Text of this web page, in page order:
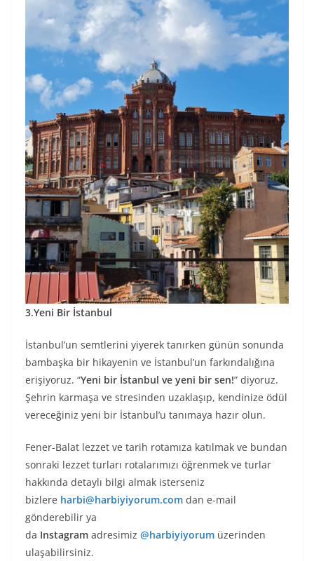
3.Yeni Bir İstanbul
İstanbul’un semtlerini yiyerek tanırken günün sonunda
bambaşka bir hikayenin ve İstanbul’un farkındalığına
erişiyoruz. “Yeni bir İstanbul ve yeni bir sen!” diyoruz.
Şehrin karmaşa ve stresinden uzaklaşıp, kendinize ödül
vereceğiniz yeni bir İstanbul’u tanımaya hazır olun.
Fener-Balat lezzet ve tarih rotamıza katılmak ve bundan
sonraki lezzet turları rotalarımızı öğrenmek ve turlar
hakkında detaylı bilgi almak isterseniz
bizlere harbi@harbiyiyorum.com dan e-mail
gönderebilir ya
da Instagram adresimiz @harbiyiyorum üzerinden
ulaşabilirsiniz.